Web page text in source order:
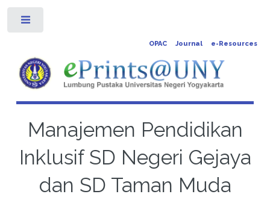
OPAC Journal e-Resources
Manajemen Pendidikan
Inklusif SD Negeri Gejaya
dan SD Taman Muda